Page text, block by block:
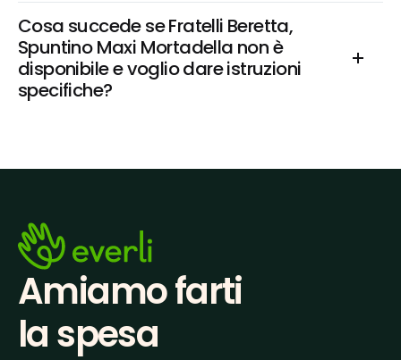
Cosa succede se Fratelli Beretta,
Spuntino Maxi Mortadella non è
disponibile e voglio dare istruzioni
specifiche?
Amiamo farti
la spesa